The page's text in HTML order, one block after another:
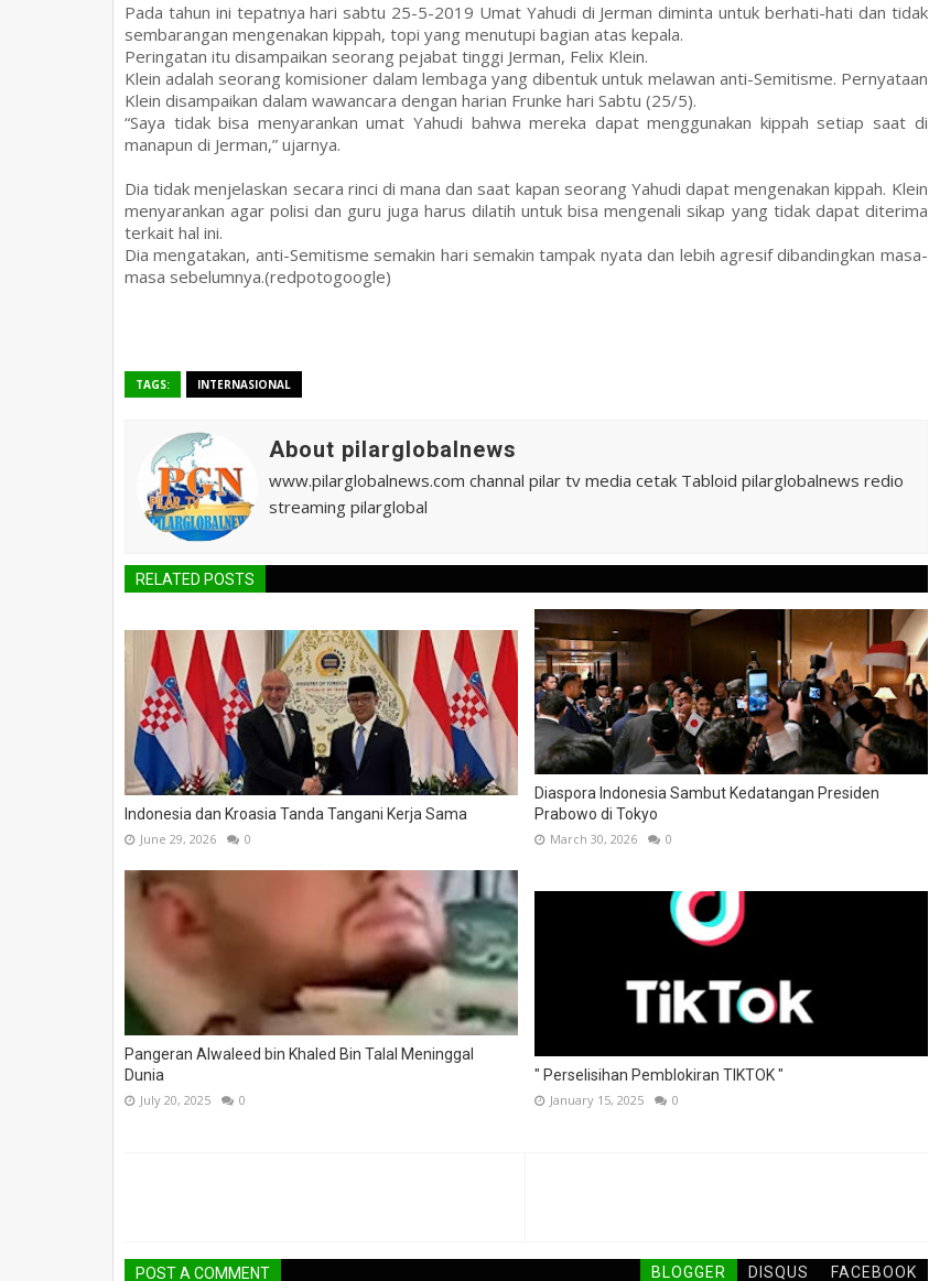
Pada tahun ini tepatnya hari sabtu 25-5-2019 Umat Yahudi di Jerman diminta untuk berhati-hati dan tidak
sembarangan mengenakan kippah, topi yang menutupi bagian atas kepala.
Peringatan itu disampaikan seorang pejabat tinggi Jerman, Felix Klein.
Klein adalah seorang komisioner dalam lembaga yang dibentuk untuk melawan anti-Semitisme. Pernyataan
Klein disampaikan dalam wawancara dengan harian Frunke hari Sabtu (25/5).
“Saya tidak bisa menyarankan umat Yahudi bahwa mereka dapat menggunakan kippah setiap saat di
manapun di Jerman,” ujarnya.
Dia tidak menjelaskan secara rinci di mana dan saat kapan seorang Yahudi dapat mengenakan kippah. Klein
menyarankan agar polisi dan guru juga harus dilatih untuk bisa mengenali sikap yang tidak dapat diterima
terkait hal ini.
Dia mengatakan, anti-Semitisme semakin hari semakin tampak nyata dan lebih agresif dibandingkan masa-
masa sebelumnya.(redpotogoogle)
TAGS: INTERNASIONAL
About pilarglobalnews
www.pilarglobalnews.com channal pilar tv media cetak Tabloid pilarglobalnews redio
streaming pilarglobal
RELATED POSTS
Indonesia dan Kroasia Tanda Tangani Kerja Sama
June 29, 2026 0
Diaspora Indonesia Sambut Kedatangan Presiden
Prabowo di Tokyo
March 30, 2026 0
Pangeran Alwaleed bin Khaled Bin Talal Meninggal
Dunia
July 20, 2025 0
" Perselisihan Pemblokiran TIKTOK "
January 15, 2025 0
POST A COMMENT BLOGGER DISQUS FACEBOOK